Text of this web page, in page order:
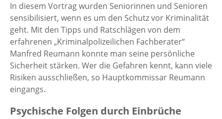
In diesem Vortrag wurden Seniorinnen und Senioren
sensibilisiert, wenn es um den Schutz vor Kriminalität
geht. Mit den Tipps und Ratschlägen von dem
erfahrenen „Kriminalpolizeilichen Fachberater“
Manfred Reumann konnte man seine persönliche
Sicherheit stärken. Wer die Gefahren kennt, kann viele
Risiken ausschließen, so Hauptkommissar Reumann
eingangs.
Psychische Folgen durch Einbrüche